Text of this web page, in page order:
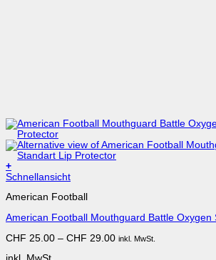
+
Dieses
weist
Varianten
Die
Schnellansicht
American Football
American Football Mouthguard Battle Oxygen
CHF 25.00 – CHF 29.00 inkl. MwSt.